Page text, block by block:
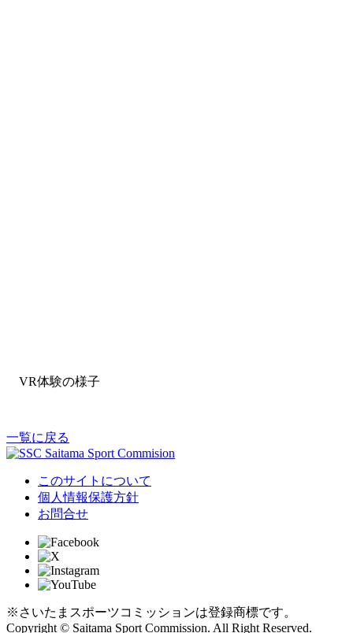
VR体験の様子
一覧に戻る
このサイトについて
個人情報保護方針
お問合せ
※さいたまスポーツコミッションは登録商標です。
Copyright © Saitama Sport Commission. All Right Reserved.